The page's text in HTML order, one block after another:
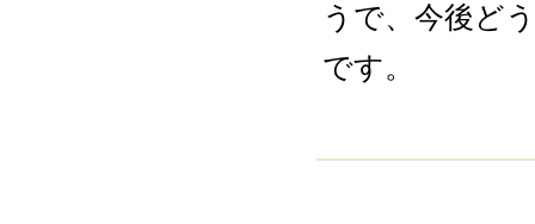
うで、今後ど
です。